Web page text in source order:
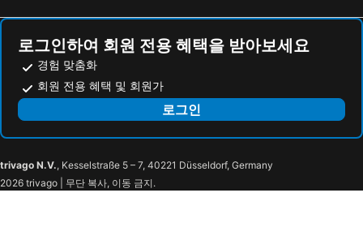
로그인하여 회원 전용 혜택을 받아보세요
경험 맞춤화
회원 전용 혜택 및 회원가
로그인
trivago N.V., Kesselstraße 5 – 7, 40221 Düsseldorf, Germany
2026 trivago | 무단 복사, 이동 금지.